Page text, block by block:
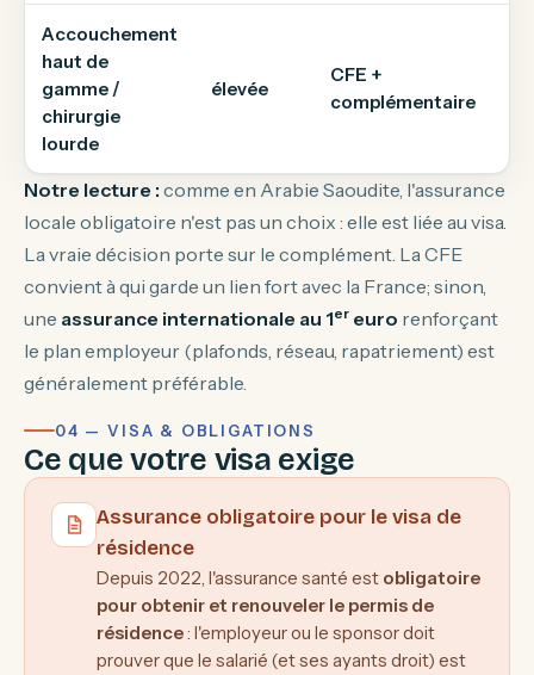
Accouchement
haut de
gamme /
chirurgie
lourde
élevée
CFE +
complémentaire
Notre lecture :comme en Arabie Saoudite, l'assurance
locale obligatoire n'est pas un choix : elle est liée au visa.
La vraie décision porte sur le complément. La CFE
convient à qui garde un lien fort avec la France; sinon,
une assurance internationale au 1er euro renforçant
le plan employeur (plafonds, réseau, rapatriement) est
généralement préférable.
04 — VISA & OBLIGATIONS
Ce que votre visa exige
Assurance obligatoire pour le visa de
résidence
Depuis 2022, l'assurance santé est obligatoire
pour obtenir et renouveler le permis de
résidence: l'employeur ou le sponsor doit
prouver que le salarié (et ses ayants droit) est